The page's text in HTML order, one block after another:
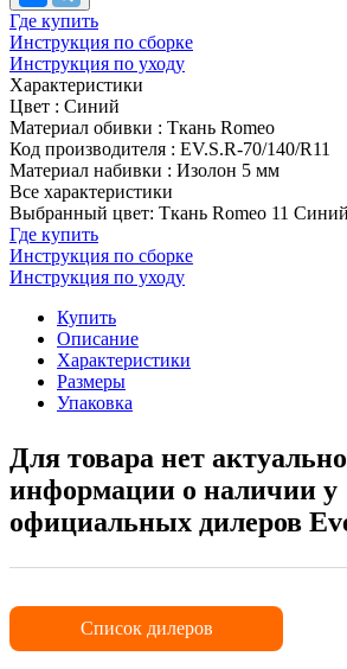
Где купить
Инструкция по сборке
Инструкция по уходу
Характеристики
Цвет : Синий
Материал обивки : Ткань Romeo
Код производителя : EV.S.R-70/140/R11
Материал набивки : Изолон 5 мм
Все характеристики
Выбранный цвет: Ткань Romeo 11 Синий
Где купить
Инструкция по сборке
Инструкция по уходу
Купить
Описание
Характеристики
Размеры
Упаковка
Для товара нет
информации о наличии у
официальных дилеров
Список дилеров